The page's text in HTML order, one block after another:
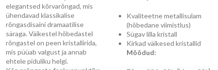
elegantsed kõrvarõngad, mis
ühendavad klassikalise
rõngasdisaini dramaatilise
säraga. Väikestel hõbedastel
rõngastel on peen kristallirida,
mis püüab valgust ja annab
ehtele piduliku helgi.
Kvaliteetne metallisulam
(hõbedane viimistlus)
Sügav lilla kristall
Kirkad väikesed kristallid
Mõõdud: